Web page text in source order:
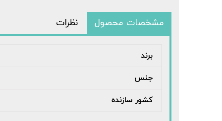
مشخصات محصول نظرات
برند
جنس
کشور سازنده